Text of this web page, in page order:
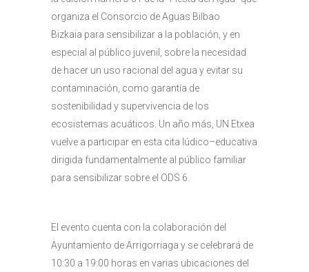
organiza el Consorcio de Aguas Bilbao
Bizkaia para sensibilizar a la población, y en
especial al público juvenil, sobre la necesidad
de hacer un uso racional del agua y evitar su
contaminación, como garantía de
sostenibilidad y supervivencia de los
ecosistemas acuáticos. Un año más, UN Etxea
vuelve a participar en esta cita lúdico–educativa
dirigida fundamentalmente al público familiar
para sensibilizar sobre el ODS 6.
El evento cuenta con la colaboración del
Ayuntamiento de Arrigorriaga y se celebrará de
10:30 a 19:00 horas en varias ubicaciones del